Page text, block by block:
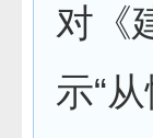
对《
示“